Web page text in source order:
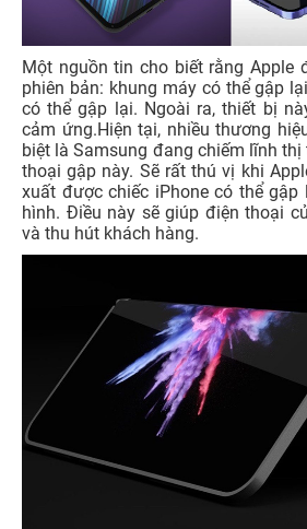
Một nguồn tin cho biết rằng Apple
phiên bản: khung máy có thể gập
có thể gập lại. Ngoài ra, thiết bị
cảm ứng.Hiện tại, nhiều thương
biệt là Samsung đang chiếm lĩnh
thoại gập này. Sẽ rất thú vị khi
xuất được chiếc iPhone có thể
hình. Điều này sẽ giúp điện thoại
và thu hút khách hàng.